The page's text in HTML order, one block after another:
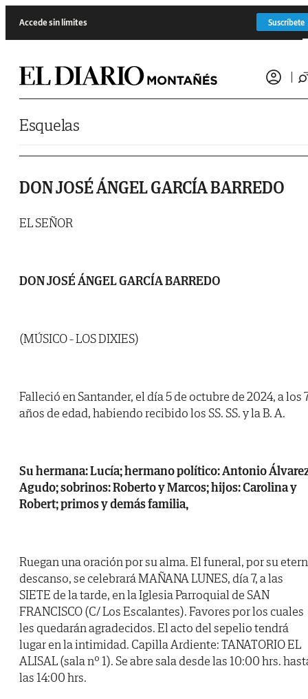
Accede sin límites Suscríbete
Esquelas
DON JOSÉ ÁNGEL GARCÍA BARREDO
EL SEÑOR
DON JOSÉ ÁNGEL GARCÍA BARREDO
(MÚSICO - LOS DIXIES)
Falleció en Santander, el día 5 de octubre de 2024, a los
años de edad, habiendo recibido los SS. SS. y la B. A.
Su hermana: Lucía; hermano político: Antonio
Agudo; sobrinos: Roberto y Marcos; hijos: Carolina y
Robert; primos y demás familia,
Ruegan una oración por su alma. El funeral, por su
descanso, se celebrará MAÑANA LUNES, día 7, a las
SIETE de la tarde, en la Iglesia Parroquial de SAN
FRANCISCO (C/ Los Escalantes). Favores por los cuales
les quedarán agradecidos. El acto del sepelio tendrá
lugar en la intimidad. Capilla Ardiente: TANATORIO EL
ALISAL (sala nº 1). Se abre sala desde las 10:00 hrs.
las 14:00 hrs.